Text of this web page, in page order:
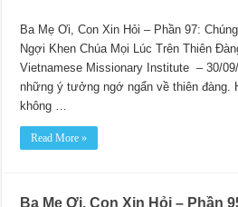
Ba Mẹ Ơi, Con Xin Hỏi – Phần 97:
Ngợi Khen Chúa Mọi Lúc Trên Thiên
Vietnamese Missionary Institute – 30/
những ý tưởng ngớ ngẩn về thiên đàng.
không …
Read More »
Ba Mẹ Ơi, Con Xin Hỏi – Phần